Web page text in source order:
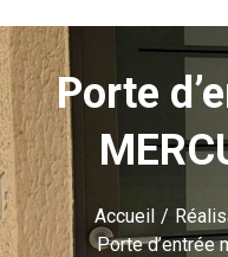
Porte
Accueil /
Porte d’entrée